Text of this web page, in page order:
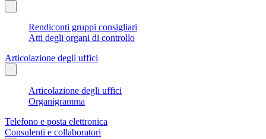
Rendiconti gruppi consigliari
Atti degli organi di controllo
Articolazione degli uffici
Articolazione degli uffici
Organigramma
Telefono e posta elettronica
Consulenti e collaboratori